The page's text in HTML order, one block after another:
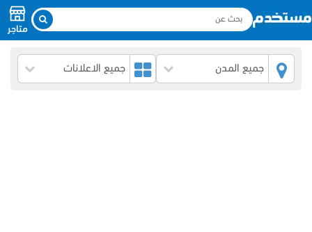
متاجر
جميع المدن جميع الاعلانات